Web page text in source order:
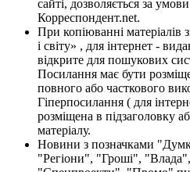
сайті, дозволяється за
Корреспондент.net.
При копіюванні матеріалів
і світу» , для інтернет -
відкрите для пошукових
Посилання має бути
повного або часткового
Гіперпосилання ( для
розміщена в підзаголовку
матеріалу.
Новини з позначками
"Регіони", "Гроші",